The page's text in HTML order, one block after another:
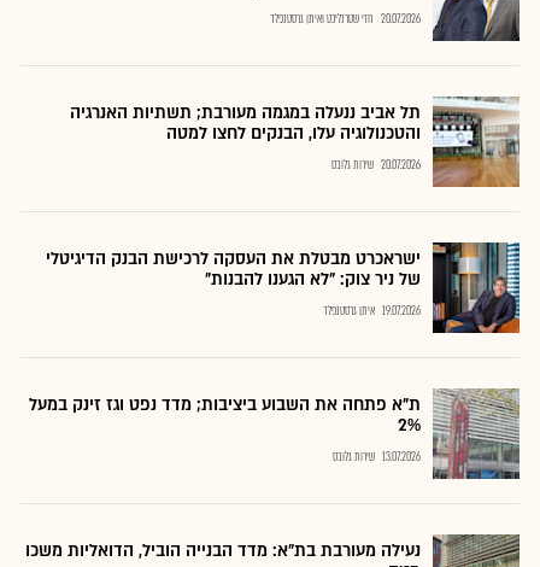
20.07.2026 חזי שטרנליכט ואיתן גרסטנפלד
תל אביב ננעלה במגמה מעורבת; תשתיות האנרגיה
והטכנולוגיה עלו, הבנקים לחצו למטה
20.07.2026 שירות גלובס
ישראכרט מבטלת את העסקה לרכישת הבנק הדיגיטלי
של ניר צוק: "לא הגענו להבנות"
19.07.2026 איתן גרסטנפלד
ת"א פתחה את השבוע ביציבות; מדד נפט וגז זינק במעל
2%
13.07.2026 שירות גלובס
נעילה מעורבת בת"א: מדד הבנייה הוביל, הדואליות משכו